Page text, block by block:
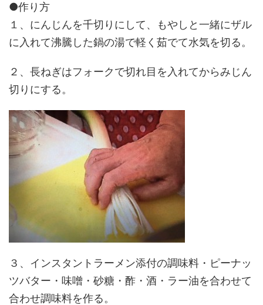
●作り方
１、にんじんを千切りにして、もやしと一緒にザル
に入れて沸騰した鍋の湯で軽く茹でて水気を切る。
２、長ねぎはフォークで切れ目を入れてからみじん
切りにする。
３、インスタントラーメン添付の調味料・ピーナッ
ツバター・味噌・砂糖・酢・酒・ラー油を合わせて
合わせ調味料を作る。